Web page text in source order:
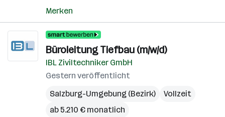
Merken
Büroleitung Tiefbau (m/w/d)
IBL Ziviltechniker GmbH
Gestern veröffentlicht
Salzburg-Umgebung (Bezirk)
Vollzeit
ab 5.210 € monatlich